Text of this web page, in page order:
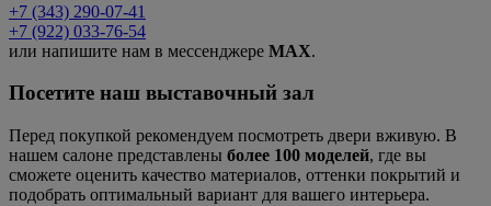
+7 (343) 290-07-41
+7 (922) 033-76-54
или напишите нам в мессенджере MAX.
Посетите наш выставочный зал
Перед покупкой рекомендуем посмотреть двери вживую. В
нашем салоне представлены более 100 моделей, где вы
сможете оценить качество материалов, оттенки покрытий и
подобрать оптимальный вариант для вашего интерьера.